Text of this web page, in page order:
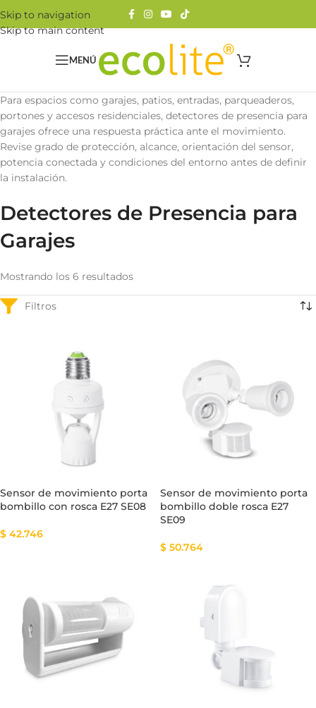
Skip to navigation
Skip to main content
MENÚ
Para espacios como garajes, patios, entradas, parqueaderos,
portones y accesos residenciales, detectores de presencia para
garajes ofrece una respuesta práctica ante el movimiento.
Revise grado de protección, alcance, orientación del sensor,
potencia conectada y condiciones del entorno antes de definir
la instalación.
Detectores de Presencia para
Garajes
Mostrando los 6 resultados
Sensor de movimiento porta
bombillo con rosca E27 SE08
$ 42.746
Sensor de movimiento porta
bombillo doble rosca E27
SE09
$ 50.764